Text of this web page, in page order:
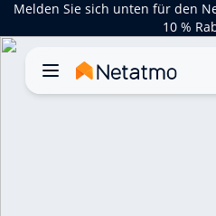
Melden Sie sich unten für den
10 %